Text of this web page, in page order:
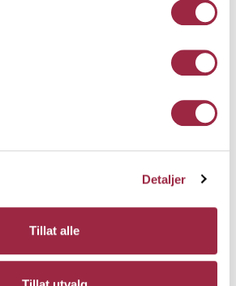
Detaljer
Tillat alle